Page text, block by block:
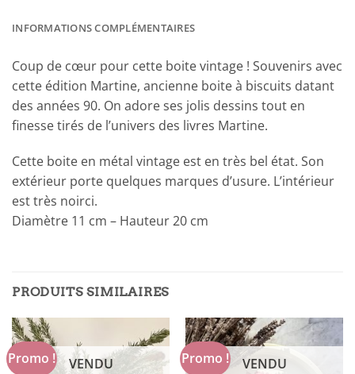
INFORMATIONS COMPLÉMENTAIRES
Coup de cœur pour cette boite vintage ! Souvenirs avec
cette édition Martine, ancienne boite à biscuits datant
des années 90. On adore ses jolis dessins tout en
finesse tirés de l’univers des livres Martine.
Cette boite en métal vintage est en très bel état. Son
extérieur porte quelques marques d’usure. L’intérieur
est très noirci.
Diamètre 11 cm – Hauteur 20 cm
PRODUITS SIMILAIRES
Promo ! VENDU Promo ! VENDU